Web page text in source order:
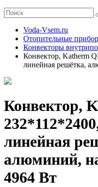
Voda-Vsem.ru
Отопительные
Конвекторы
Конвектор, Katherm
линейная решётка,
Конвектор,
линейная
алюминий,
4964 Вт